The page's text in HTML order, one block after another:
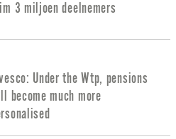
3 miljoen deelnemers
Under the Wtp, pensions
become much more